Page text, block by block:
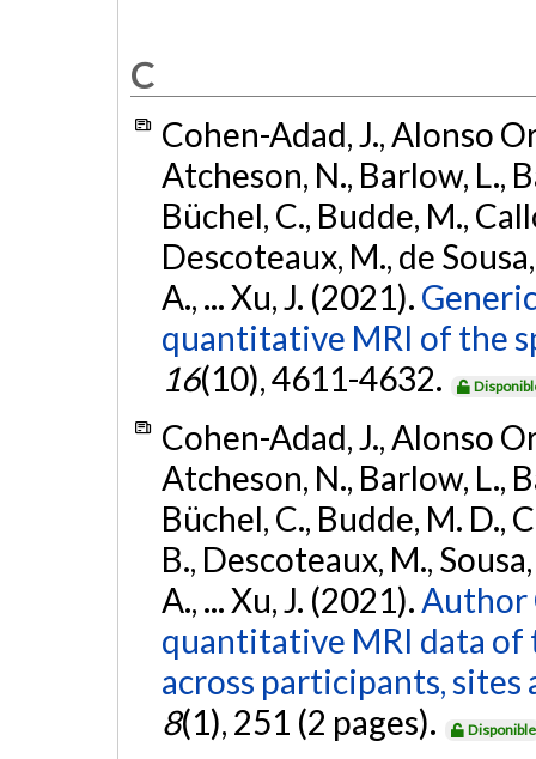
C
Cohen-Adad, J., Alonso
Atcheson, N., Barlow, L.,
Büchel, C., Budde, M.,
Descoteaux, M., de
A., ... Xu, J. (2021).
quantitative MRI of the
16(10), 4611-4632.
Cohen-Adad, J., Alonso
Atcheson, N., Barlow, L.,
Büchel, C., Budde, M. D.,
B., Descoteaux, M.,
A., ... Xu, J. (2021).Author
quantitative MRI data
across participants,
8(1), 251 (2 pages). Disponible